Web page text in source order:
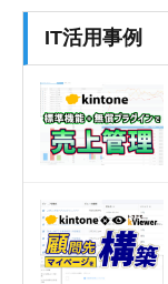
IT活用事例